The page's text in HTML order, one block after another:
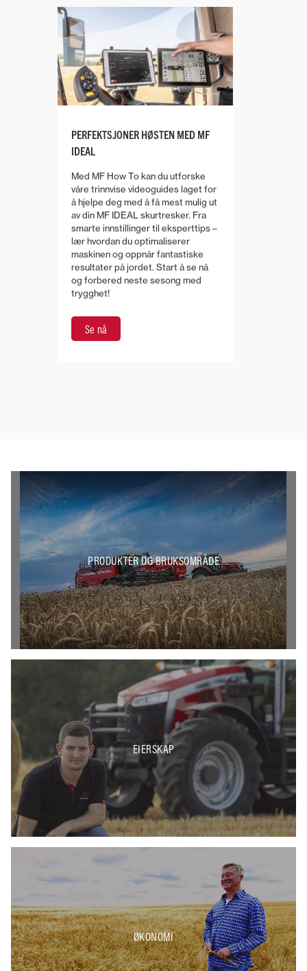
PERFEKTSJONER HØSTEN MED MF
IDEAL
Med MF How To kan du utforske
våre trinnvise videoguides laget for
å hjelpe deg med å få mest mulig ut
av din MF IDEAL skurtresker. Fra
smarte innstillinger til eksperttips –
lær hvordan du optimaliserer
maskinen og oppnår fantastiske
resultater på jordet. Start å se nå
og forbered neste sesong med
trygghet!
Se nå
PRODUKTER OG BRUKSOMRÅDE
EIERSKAP
ØKONOMI